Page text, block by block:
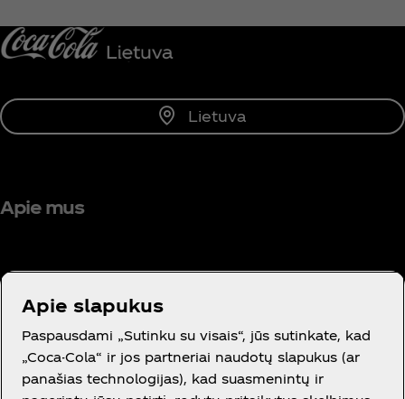
Lietuva
Apie mus
Reikia pagalbos?
Apie slapukus
Paspausdami „Sutinku su visais“, jūs sutinkate, kad
„Coca-Cola“ ir jos partneriai naudotų slapukus (ar
panašias technologijas), kad suasmenintų ir